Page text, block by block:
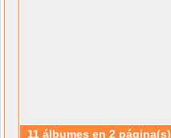
11 álbumes en 2 página(s)